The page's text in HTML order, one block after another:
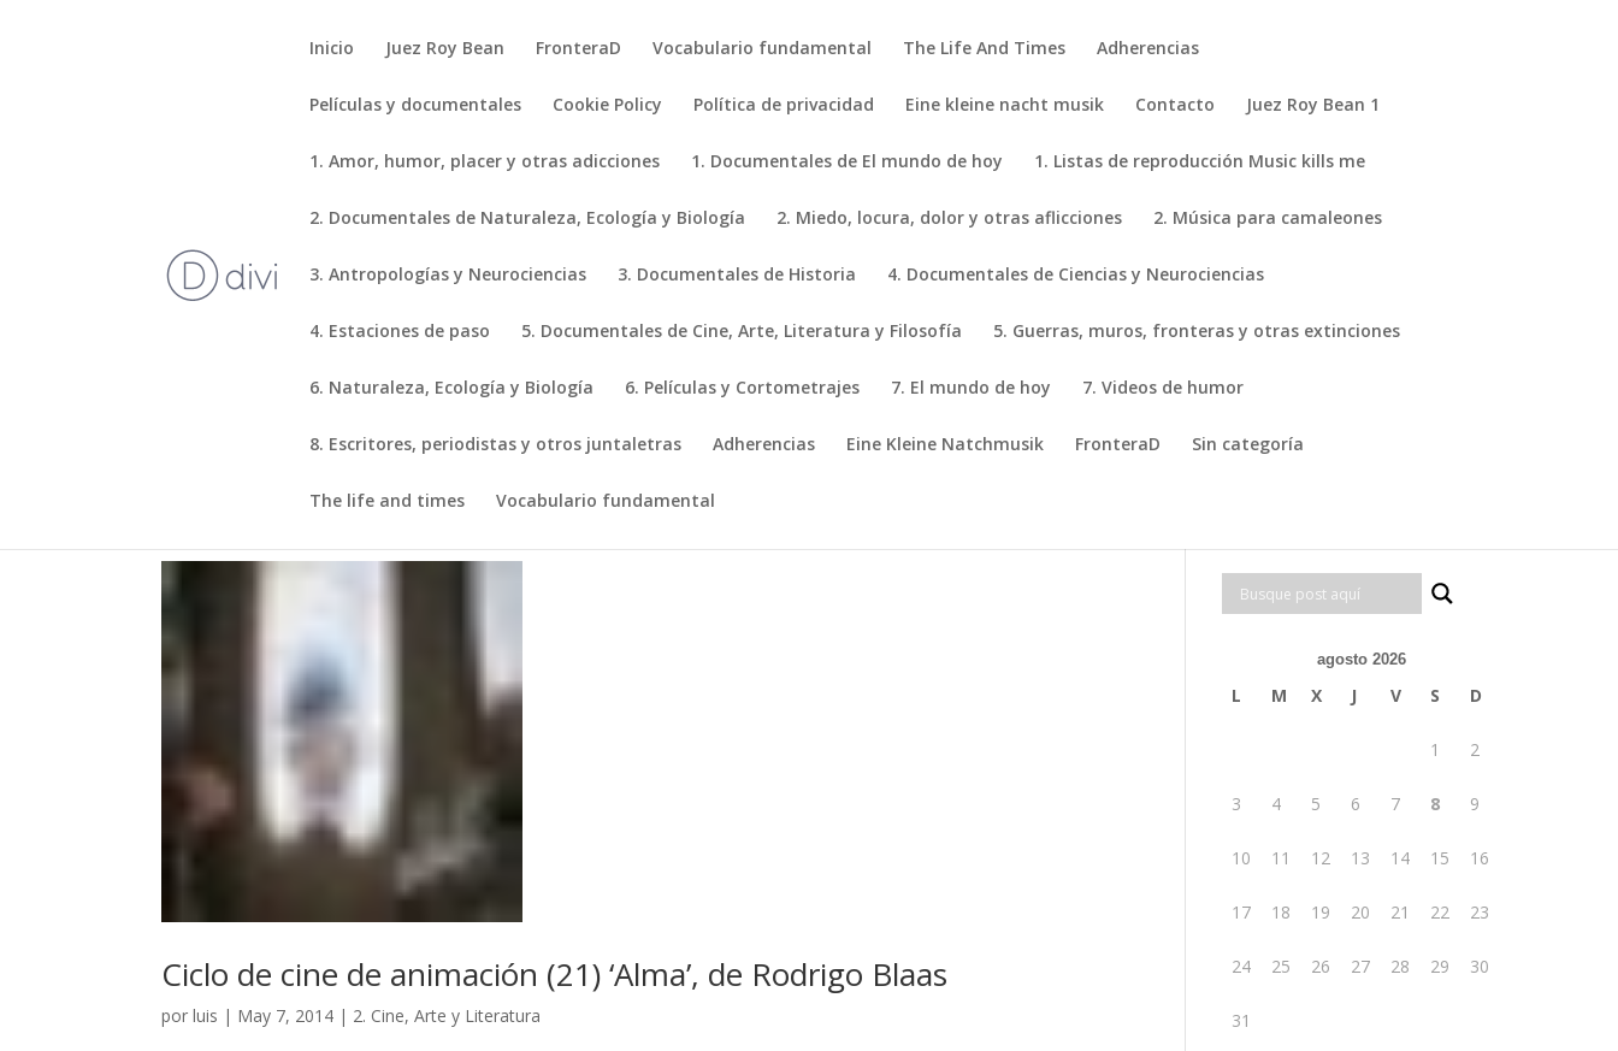
Inicio Juez Roy Bean FronteraD Vocabulario fundamental The Life And Times Adherencias
Películas y documentales Cookie Policy Política de privacidad Eine kleine nacht musik Contacto Juez Roy Bean 1
1. Amor, humor, placer y otras adicciones 1. Documentales de El mundo de hoy 1. Listas de reproducción Music kills me
2. Documentales de Naturaleza, Ecología y Biología 2. Miedo, locura, dolor y otras aflicciones 2. Música para camaleones
3. Antropologías y Neurociencias 3. Documentales de Historia 4. Documentales de Ciencias y Neurociencias
4. Estaciones de paso 5. Documentales de Cine, Arte, Literatura y Filosofía 5. Guerras, muros, fronteras y otras extinciones
6. Naturaleza, Ecología y Biología 6. Películas y Cortometrajes 7. El mundo de hoy 7. Videos de humor
8. Escritores, periodistas y otros juntaletras Adherencias Eine Kleine Natchmusik FronteraD Sin categoría
The life and times Vocabulario fundamental
Ciclo de cine de animación (21) ‘Alma’, de Rodrigo Blaas
porluis | May 7, 2014 | 2. Cine, Arte y Literatura
agosto 2026
L M X J V S D
1 2
3 4 5 6 7 8 9
10 11 12 13 14 15 16
17 18 19 20 21 22 23
24 25 26 27 28 29 30
31